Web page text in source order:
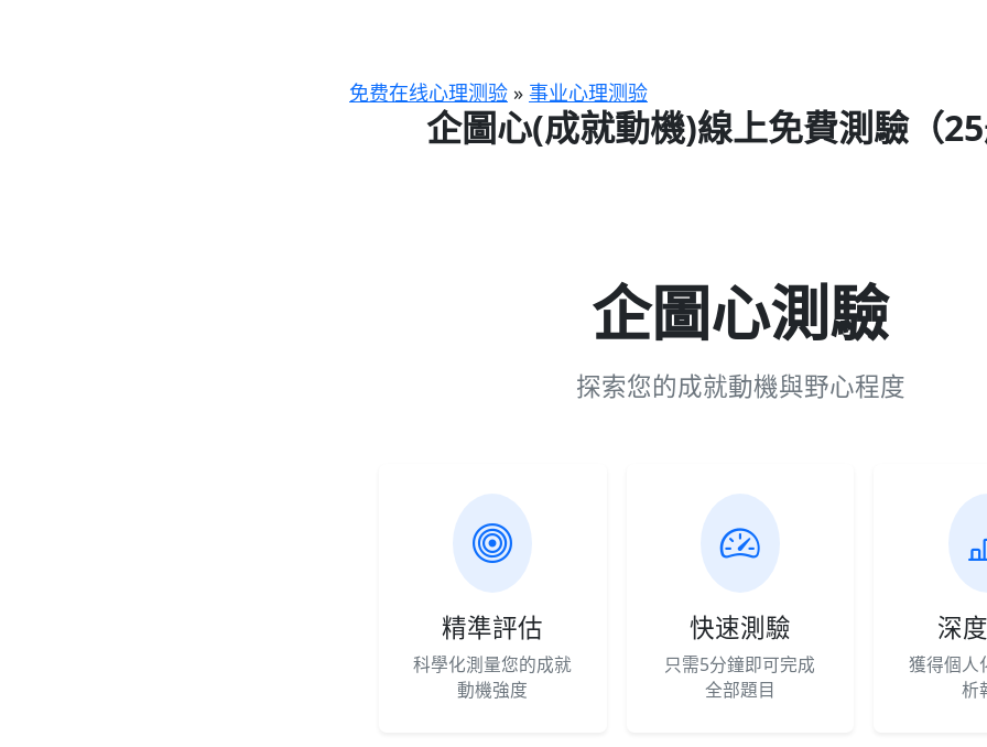
免费在线心理测验 » 事业心理测验
企圖心(成就動機)線上免費測驗（
企圖心測驗
探索您的成就動機與野心程度
精準評估
科學化測量您的成就
動機強度
快速測驗
只需5分鐘即可完成
全部題目
深
獲得個人
析